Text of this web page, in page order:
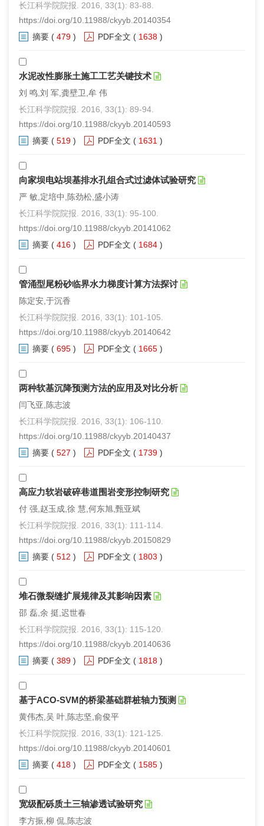
长江科学院院报. 2016, 33(1): 83-88.
https://doi.org/10.11988/ckyyb.20140354
摘要 ( 479 ) PDF全文 ( 1638 )
水泥改性膨胀土施工工艺关键技术
刘 鸣,刘 军,龚壁卫,牟 伟
长江科学院院报. 2016, 33(1): 89-94.
https://doi.org/10.11988/ckyyb.20140593
摘要 ( 519 ) PDF全文 ( 1631 )
向家坝电站坝基排水孔组合式过滤体试验研究
严 敏,定培中,陈劲松,盛小涛
长江科学院院报. 2016, 33(1): 95-100.
https://doi.org/10.11988/ckyyb.20141062
摘要 ( 416 ) PDF全文 ( 1684 )
管涌型尾粉砂临界水力梯度计算方法探讨
陈定安,于沉香
长江科学院院报. 2016, 33(1): 101-105.
https://doi.org/10.11988/ckyyb.20140642
摘要 ( 695 ) PDF全文 ( 1665 )
两种软基沉降预测方法的应用及对比分析
闫飞亚,陈志波
长江科学院院报. 2016, 33(1): 106-110.
https://doi.org/10.11988/ckyyb.20140437
摘要 ( 527 ) PDF全文 ( 1739 )
高应力软岩破碎巷道围岩变形控制研究
付 强,赵玉成,徐 慧,何东旭,甄亚斌
长江科学院院报. 2016, 33(1): 111-114.
https://doi.org/10.11988/ckyyb.20150829
摘要 ( 512 ) PDF全文 ( 1803 )
堆石微裂缝扩展规律及其影响因素
邵 磊,余 挺,迟世春
长江科学院院报. 2016, 33(1): 115-120.
https://doi.org/10.11988/ckyyb.20140636
摘要 ( 389 ) PDF全文 ( 1818 )
基于ACO-SVM的桥梁基础群桩轴力预测
黄伟杰,吴 叶,陈志坚,俞俊平
长江科学院院报. 2016, 33(1): 121-125.
https://doi.org/10.11988/ckyyb.20140601
摘要 ( 418 ) PDF全文 ( 1585 )
宽级配砾质土三轴渗透试验研究
李方振,柳 侃,陈志波